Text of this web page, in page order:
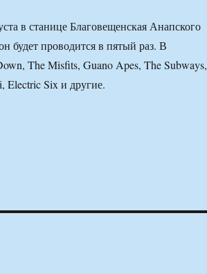
в станице Благовещенская Анапского
будет проводится в пятый раз. В
The Misfits, Guano Apes, The Subways,
Electric Six и другие.